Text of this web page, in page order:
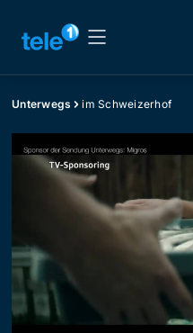
Unterwegs im Schweizerhof